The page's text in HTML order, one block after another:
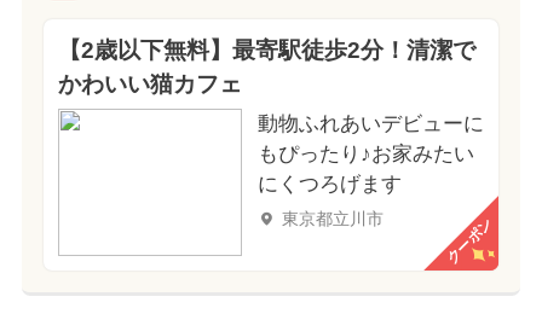
【2歳以下無料】最寄駅徒歩2分！清潔で
かわいい猫カフェ
動物ふれあいデビューに
もぴったり♪お家みたい
にくつろげます
東京都立川市 クーポン